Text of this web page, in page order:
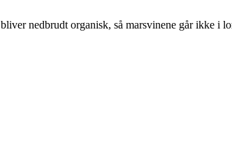
nedbrudt organisk, så marsvinene går ikke i